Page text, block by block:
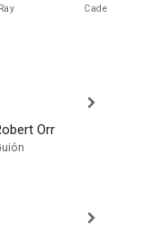
Cade
Orr